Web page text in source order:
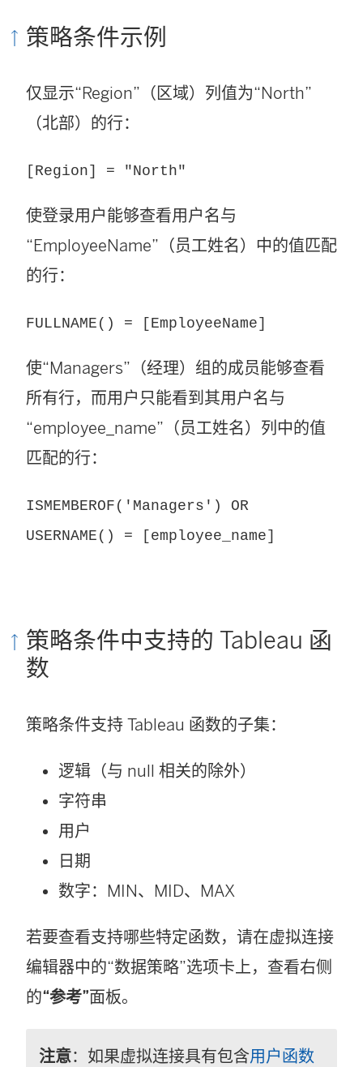
策略条件示例
仅显示“Region”（区域）列值为“North”
（北部）的行：
[Region] = "North"
使登录用户能够查看用户名与
“EmployeeName”（员工姓名）中的值匹配
的行：
FULLNAME() = [EmployeeName]
使“Managers”（经理）组的成员能够查看
所有行，而用户只能看到其用户名与
“employee_name”（员工姓名）列中的值
匹配的行：
ISMEMBEROF('Managers') OR
USERNAME() = [employee_name]
策略条件中支持的 Tableau 函
数
策略条件支持 Tableau 函数的子集：
逻辑（与 null 相关的除外）
字符串
用户
日期
数字：MIN、MID、MAX
若要查看支持哪些特定函数，请在虚拟连接
编辑器中的“数据策略”选项卡上，查看右侧
的“参考”面板。
注意：如果虚拟连接具有包含用户函数